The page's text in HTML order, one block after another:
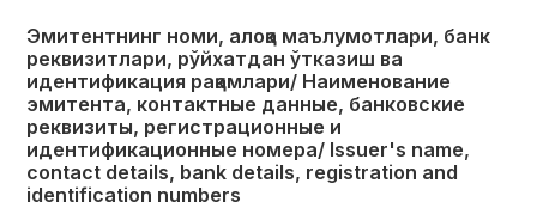
Эмитентнинг номи, алоқа маълумотлари, банк
реквизитлари, рўйхатдан ўтказиш ва
идентификация рақамлари/ Наименование
эмитента, контактные данные, банковские
реквизиты, регистрационные и
идентификационные номера/ Issuer's name,
contact details, bank details, registration and
identification numbers